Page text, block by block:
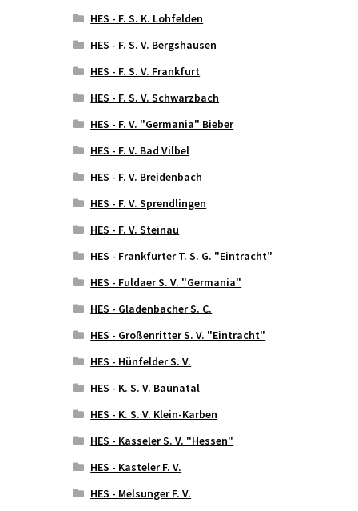
HES - F. S. K. Lohfelden
HES - F. S. V. Bergshausen
HES - F. S. V. Frankfurt
HES - F. S. V. Schwarzbach
HES - F. V. "Germania" Bieber
HES - F. V. Bad Vilbel
HES - F. V. Breidenbach
HES - F. V. Sprendlingen
HES - F. V. Steinau
HES - Frankfurter T. S. G. "Eintracht"
HES - Fuldaer S. V. "Germania"
HES - Gladenbacher S. C.
HES - Großenritter S. V. "Eintracht"
HES - Hünfelder S. V.
HES - K. S. V. Baunatal
HES - K. S. V. Klein-Karben
HES - Kasseler S. V. "Hessen"
HES - Kasteler F. V.
HES - Melsunger F. V.